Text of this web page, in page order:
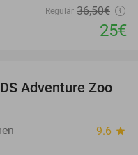
Regulär 36,50€
25€
24%
Adventure Zoo
9.6 star